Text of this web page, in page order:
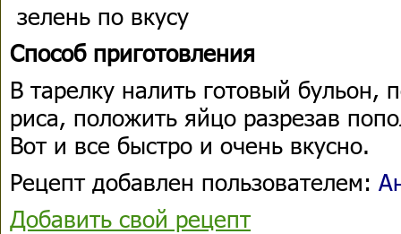
зелень по вкусу
Способ приготовления
В тарелку налить готовый бульон,
риса, положить яйцо разрезав
Вот и все быстро и очень вкусно.
Рецепт добавлен пользователем:
Добавить свой рецепт